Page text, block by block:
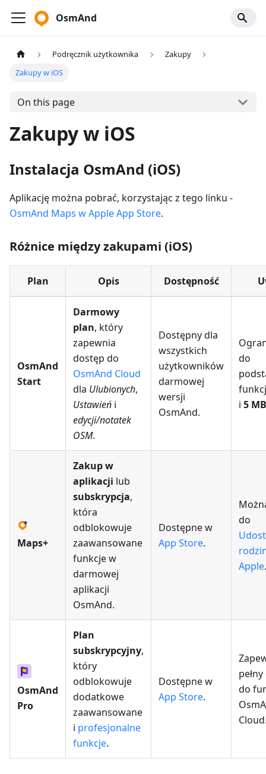
OsmAnd
Podręcznik użytkownika
Zakupy
Zakupy w iOS
On this page
Zakupy w iOS
Instalacja OsmAnd (iOS)
Aplikację można pobrać, korzystając z tego linku -
OsmAnd Maps w Apple App Store.
Różnice między zakupami (iOS)
Plan Opis Dostępność
OsmAnd
Start
Darmowy
plan, który
zapewnia
dostęp do
OsmAnd Cloud
dla Ulubionych,
Ustawień i
edycji/notatek
OSM.
Dostępny dla
wszystkich
użytkowników
darmowej
wersji
OsmAnd.
do
i 5 MB
Maps+
Zakup w
aplikacji lub
subskrypcja,
która
odblokowuje
zaawansowane
funkcje w
darmowej
aplikacji
OsmAnd.
Dostępne w
App Store.
do
Apple.
OsmAnd
Pro
Plan
subskrypcyjny,
który
odblokowuje
dodatkowe
zaawansowane
i profesjonalne
funkcje.
Dostępne w
App Store.
do